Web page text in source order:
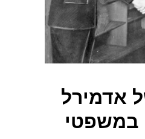
אדמירל
במשפטי